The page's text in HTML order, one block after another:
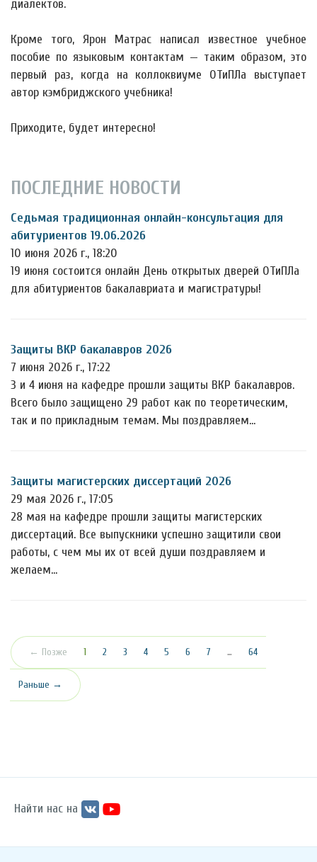
диалектов.
Кроме того, Ярон Матрас написал известное учебное
пособие по языковым контактам — таким образом, это
первый раз, когда на коллоквиуме ОТиПЛа выступает
автор кэмбриджского учебника!
Приходите, будет интересно!
ПОСЛЕДНИЕ НОВОСТИ
Седьмая традиционная онлайн-консультация для
абитуриентов 19.06.2026
10 июня 2026 г., 18:20
19 июня состоится онлайн День открытых дверей ОТиПЛа
для абитуриентов бакалавриата и магистратуры!
Защиты ВКР бакалавров 2026
7 июня 2026 г., 17:22
3 и 4 июня на кафедре прошли защиты ВКР бакалавров.
Всего было защищено 29 работ как по теоретическим,
так и по прикладным темам. Мы поздравляем…
Защиты магистерских диссертаций 2026
29 мая 2026 г., 17:05
28 мая на кафедре прошли защиты магистерских
диссертаций. Все выпускники успешно защитили свои
работы, с чем мы их от всей души поздравляем и
желаем…
← Позже 1 (текущая)
2 3 4 5 6 7 … 64
Раньше →
Найти нас на